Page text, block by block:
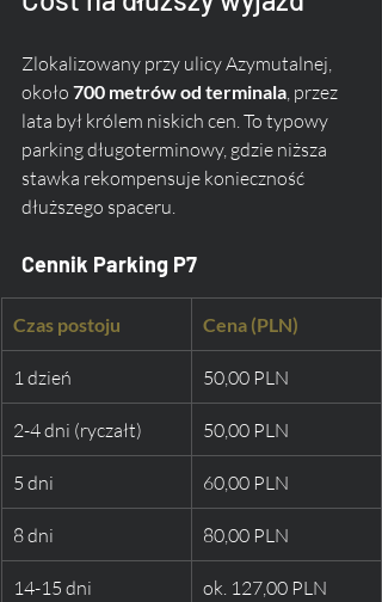
Zlokalizowany przy ulicy Azymutalnej,
około 700 metrów od terminala , przez
lata był królem niskich cen. To typowy
parking długoterminowy, gdzie niższa
stawka rekompensuje konieczność
dłuższego spaceru.
Cennik Parking P7
Czas postoju Cena (PLN)
1 dzień 50,00 PLN
2-4 dni (ryczałt) 50,00 PLN
5 dni 60,00 PLN
8 dni 80,00 PLN
14-15 dni ok. 127,00 PLN